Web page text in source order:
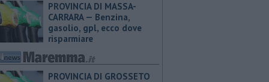
PROVINCIA DI MASSA-
CARRARA — ​Benzina,
gasolio, gpl, ecco dove
risparmiare
PROVINCIA DI GROSSETO